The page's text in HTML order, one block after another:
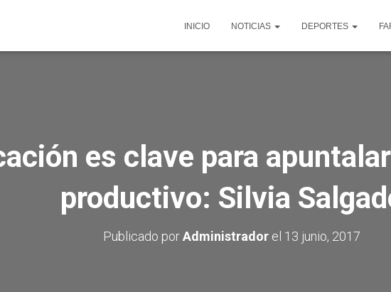
INICIO NOTICIAS DEPORTES
es clave para
productivo: Silvia
Publicado porAdministrador el 13 junio, 2017